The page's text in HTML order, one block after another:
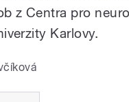
z Centra pro
Karlovy.